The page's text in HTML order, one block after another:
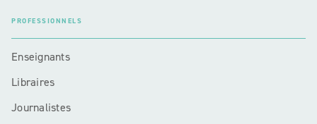
PROFESSIONNELS
Enseignants
Libraires
Journalistes